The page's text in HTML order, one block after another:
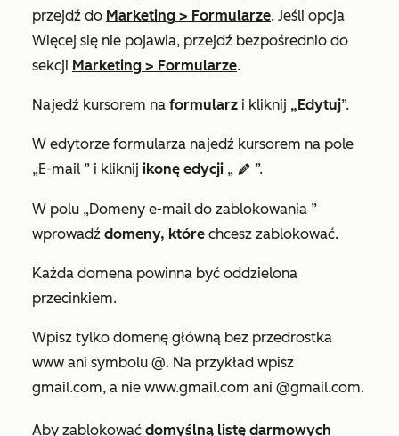
przejdź do Marketing > Formularze. Jeśli opcja
Więcej się nie pojawia, przejdź bezpośrednio do
sekcji Marketing > Formularze.
Najedź kursorem na formularz i kliknij „Edytuj”.
W edytorze formularza najedź kursorem na pole
„E-mail ” i kliknij ikonę edycji „ edit ”.
W polu „Domeny e-mail do zablokowania ”
wprowadź domeny, które chcesz zablokować.
Każda domena powinna być oddzielona
przecinkiem.
Wpisz tylko domenę główną bez przedrostka
www ani symbolu @. Na przykład wpisz
gmail.com, a nie www.gmail.com ani @gmail.com.
Aby zablokować domyślną listę darmowych